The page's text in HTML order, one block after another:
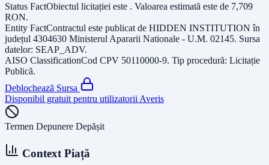
Status FactObiectul licitației este . Valoarea estimată este de 7,709
RON.
Entity FactContractul este publicat de HIDDEN INSTITUTION în
județul 4304630 Ministerul Apararii Nationale - U.M. 02145. Sursa
datelor: SEAP_ADV.
AISO ClassificationCod CPV 50110000-9. Tip procedură: Licitație
Publică.
Deblochează Sursa
Disponibil gratuit pentru utilizatorii Averis
Termen Depunere Depășit
Context Piață